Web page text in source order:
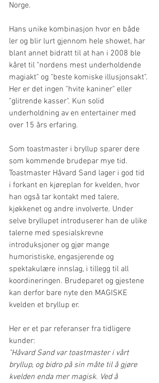
Norge.
Hans unike kombinasjon hvor en både
ler og blir lurt gjennom hele showet, har
blant annet bidratt til at han i 2008 ble
kåret til "nordens mest underholdende
magiakt" og "beste komiske illusjonsakt".
Her er det ingen "hvite kaniner" eller
"glitrende kasser". Kun solid
underholdning av en entertainer med
over 15 års erfaring.
Som toastmaster i bryllup sparer dere
som kommende brudepar mye tid.
Toastmaster Håvard Sand lager i god tid
i forkant en kjøreplan for kvelden, hvor
han også tar kontakt med talere,
kjøkkenet og andre involverte. Under
selve bryllupet introduserer han de ulike
talerne med spesialskrevne
introduksjoner og gjør mange
humoristiske, engasjerende og
spektakulære innslag, i tillegg til all
koordineringen. Brudeparet og gjestene
kan derfor bare nyte den MAGISKE
kvelden et bryllup er.
Her er et par referanser fra tidligere
kunder:
"Håvard Sand var toastmaster i vårt
bryllup, og bidro på sin måte til å gjøre
kvelden enda mer magisk. Ved å